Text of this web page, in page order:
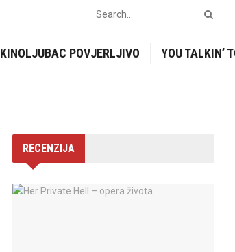
KINOLJUBAC POVJERLJIVO YOU TALKIN’
RECENZIJA